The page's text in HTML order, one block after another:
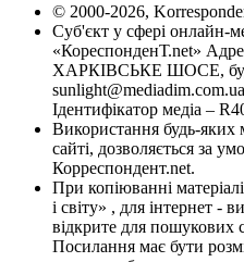
© 2000-2026,
Суб'єкт у сфері онлайн-
«КореспонденТ.net»
ХАРКІВСЬКЕ ШОСЕ,
sunlight@mediadim.com.ua
Ідентифікатор медіа –
Використання будь-яких
сайті, дозволяється за
Корреспондент.net.
При копіюванні
і світу» , для інтернет -
відкрите для пошукових
Посилання має бути